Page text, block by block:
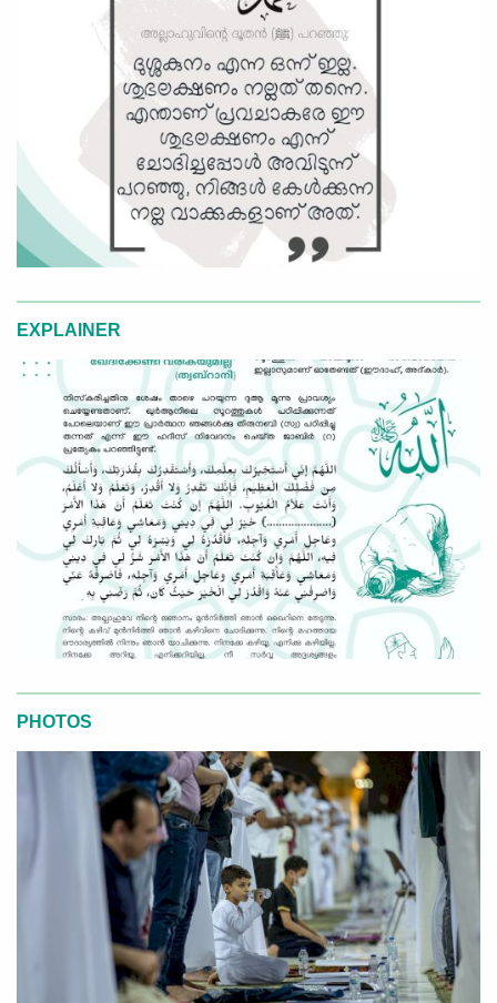
EXPLAINER
PHOTOS